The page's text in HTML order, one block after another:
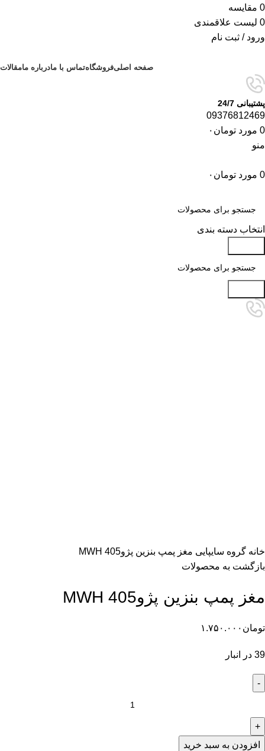
0 مقایسه
0 لیست علاقمندی
ورود / ثبت نام
صفحه اصلیفروشگاهتماس با مادرباره مامقالات
پشتیبانی 24/7
09376812469
0 مورد تومان ۰
منو
0 مورد تومان ۰
انتخاب دسته بندی
خانه گروه سایپایی مغز پمپ بنزین پژو405 MWH
بازگشت به محصولات
مغز پمپ بنزین پژو405 MWH
تومان ۱.۷۵۰.۰۰۰
39 در انبار
بنزین
پژو405
افزودن به سبد خرید